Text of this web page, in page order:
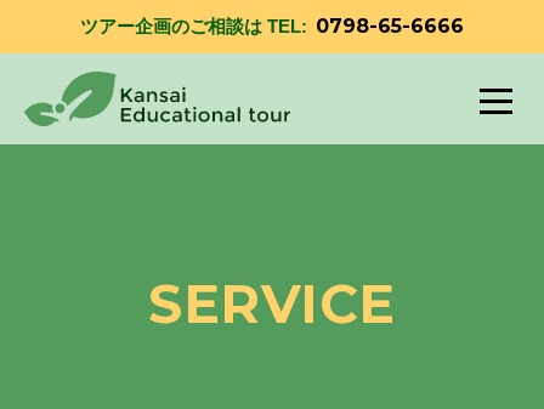
ツアー企画のご相談は TEL: 0798-65-6666
SERVICE